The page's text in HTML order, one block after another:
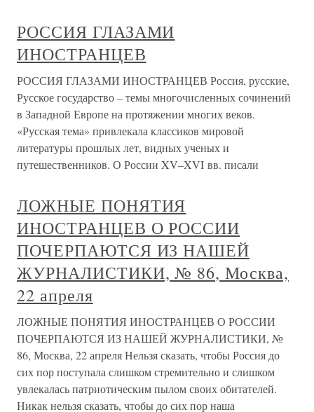
РОССИЯ ГЛАЗАМИ
ИНОСТРАНЦЕВ
РОССИЯ ГЛАЗАМИ ИНОСТРАНЦЕВ Россия, русские,
Русское государство – темы многочисленных сочинений
в Западной Европе на протяжении многих веков.
«Русская тема» привлекала классиков мировой
литературы прошлых лет, видных ученых и
путешественников. О России XV–XVI вв. писали
ЛОЖНЫЕ ПОНЯТИЯ
ИНОСТРАНЦЕВ О РОССИИ
ПОЧЕРПАЮТСЯ ИЗ НАШЕЙ
ЖУРНАЛИСТИКИ, № 86, Москва,
22 апреля
ЛОЖНЫЕ ПОНЯТИЯ ИНОСТРАНЦЕВ О РОССИИ
ПОЧЕРПАЮТСЯ ИЗ НАШЕЙ ЖУРНАЛИСТИКИ, №
86, Москва, 22 апреля Нельзя сказать, чтобы Россия до
сих пор поступала слишком стремительно и слишком
увлекалась патриотическим пылом своих обитателей.
Никак нельзя сказать, чтобы до сих пор наша